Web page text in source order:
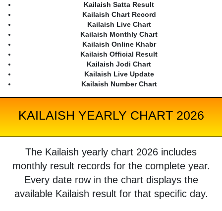
Kailaish Satta Result
Kailaish Chart Record
Kailaish Live Chart
Kailaish Monthly Chart
Kailaish Online Khabr
Kailaish Official Result
Kailaish Jodi Chart
Kailaish Live Update
Kailaish Number Chart
KAILAISH YEARLY CHART 2026
The Kailaish yearly chart 2026 includes
monthly result records for the complete year.
Every date row in the chart displays the
available Kailaish result for that specific day.